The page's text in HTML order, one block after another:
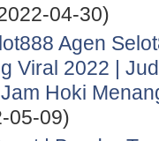
04-30)
Agen
Viral 2022 |
Hoki
05-09)